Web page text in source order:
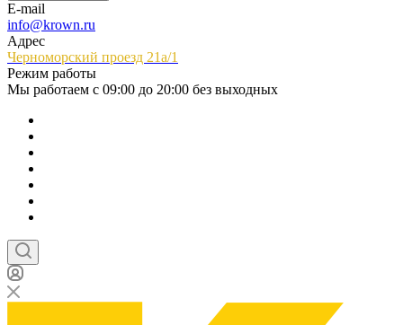
E-mail
info@krown.ru
Адрес
Черноморский проезд 21а/1
Режим работы
Мы работаем с 09:00 до 20:00 без выходных